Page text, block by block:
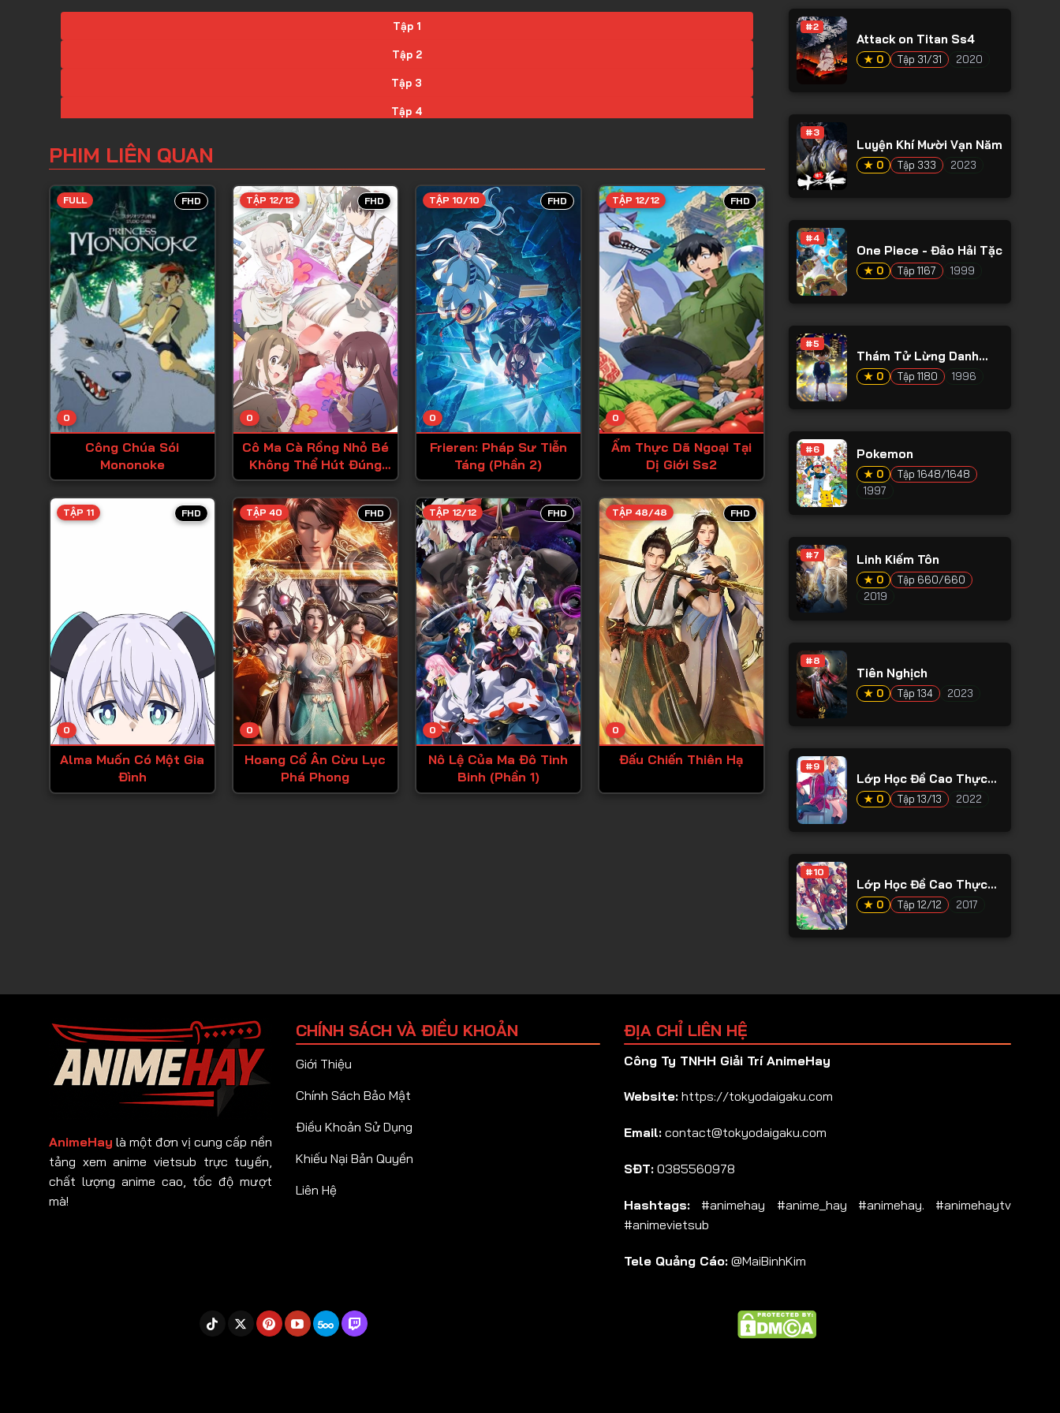
Tập 1
Tập 2
Tập 3
Tập 4
Tập 6
Tập 7
Tập 8
Tập 9
Tập 10
Tập 11
Tập 12
Tập 13
Tập 14
Tập 15
Tập 17
Tập 18
Tập 19
Tập 20
Tập 21
Tập 22
Tập 23
Tập 24
Tập 25
Tập 26
Tập 28
Tập 36
Tập 37
Tập 39
Tập 40
Tập 41
PHIM LIÊN QUAN
FHD
0
FULL
Công Chúa Sói
Mononoke
FHD
0
TẬP 12/12
Cô Ma Cà Rồng Nhỏ Bé
Không Thể Hút Đúng
Cách
FHD
0
TẬP 10/10
Frieren: Pháp Sư Tiễn
Táng (Phần 2)
FHD
0
TẬP 12/12
Ẩm Thực Dã Ngoại Tại
Dị Giới Ss2
FHD
0
TẬP 11
Alma Muốn Có Một Gia
Đình
FHD
0
TẬP 40
Hoang Cổ Ân Cừu Lục
Phá Phong
FHD
0
TẬP 12/12
Nô Lệ Của Ma Đô Tinh
Binh (Phần 1)
FHD
0
TẬP 48/48
Đấu Chiến Thiên Hạ
#2
Attack on Titan Ss4
★ 0 Tập 31/31 2020
#3
Luyện Khí Mười Vạn Năm
★ 0 Tập 333 2023
#4
One Piece - Đảo Hải Tặc
★ 0 Tập 1167 1999
#5
Thám Tử Lừng Danh
Conan
★ 0 Tập 1180 1996
#6 Pokemon
★ 0
Tập 1648/1648
1997
#7 Linh Kiếm Tôn
★ 0
Tập 660/660
2019
#8
Tiên Nghịch
★ 0 Tập 134 2023
#9
Lớp Học Đề Cao Thực
Lực Ss2
★ 0 Tập 13/13 2022
#10
Lớp Học Đề Cao Thực
Lực Ss1
★ 0 Tập 12/12 2017
AnimeHay là một đơn vị cung cấp nền
tảng xem anime vietsub trực tuyến,
chất lượng anime cao, tốc độ mượt
mà!
CHÍNH SÁCH VÀ ĐIỀU KHOẢN
Giới Thiệu
Chính Sách Bảo Mật
Điều Khoản Sử Dụng
Khiếu Nại Bản Quyền
Liên Hệ
ĐỊA CHỈ LIÊN HỆ
Công Ty TNHH Giải Trí AnimeHay
Website: https://tokyodaigaku.com
Email: contact@tokyodaigaku.com
SĐT: 0385560978
Hashtags: #animehay #anime_hay #animehay. #animehaytv
#animevietsub
Tele Quảng Cáo: @MaiBinhKim